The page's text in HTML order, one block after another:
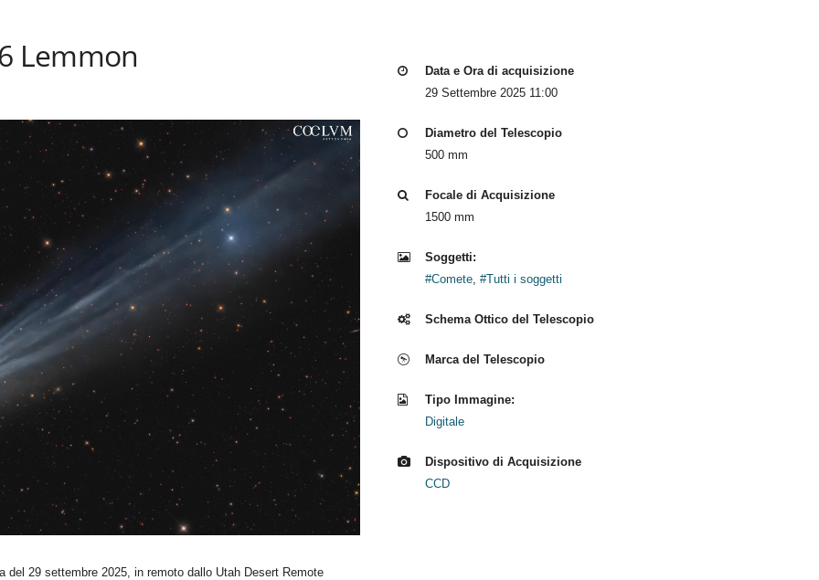
Lemmon
del 29 settembre 2025, in remoto dallo Utah Desert Remote
Data e Ora di acquisizione
29 Settembre 2025 11:00
Diametro del Telescopio
500 mm
Focale di Acquisizione
1500 mm
Soggetti:
#Comete, #Tutti i soggetti
Schema Ottico del Telescopio
Marca del Telescopio
Tipo Immagine:
Digitale
Dispositivo di Acquisizione
CCD